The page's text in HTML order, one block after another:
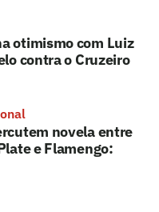
otimismo com Luiz
contra o Cruzeiro
novela entre
e Flamengo: